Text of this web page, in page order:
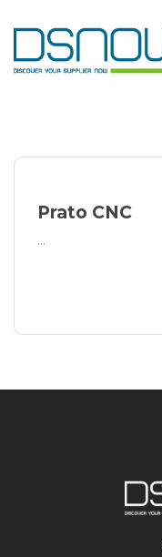
to
content
Prato CNC
...